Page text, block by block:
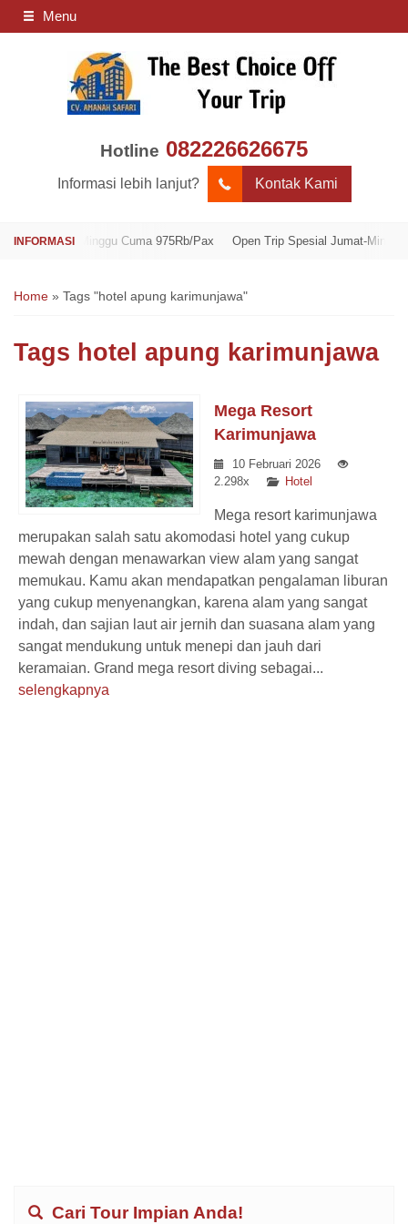
Menu
Hotline 082226626675
Informasi lebih lanjut? Kontak Kami
Minggu Cuma 975Rb/Pax Open Trip Spesial Jumat-Minggu Cuma
Home » Tags "hotel apung karimunjawa"
Tags hotel apung karimunjawa
Mega Resort
Karimunjawa
10 Februari 2026
2.298x
Hotel
Mega resort karimunjawa
merupakan salah satu akomodasi hotel yang cukup
mewah dengan menawarkan view alam yang sangat
memukau. Kamu akan mendapatkan pengalaman liburan
yang cukup menyenangkan, karena alam yang sangat
indah, dan sajian laut air jernih dan suasana alam yang
sangat mendukung untuk menepi dan jauh dari
keramaian. Grand mega resort diving sebagai...
selengkapnya
Cari Tour Impian Anda!